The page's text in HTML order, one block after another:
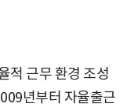
적 근무 환경 조성
년부터 자율출근